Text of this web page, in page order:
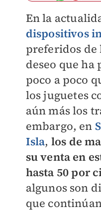
En la
dispositivos
preferidos de
deseo que ha
poco a poco
los juguetes
aún más los
embargo, en
Isla, los de
su venta en
hasta 50 por
algunos son
que